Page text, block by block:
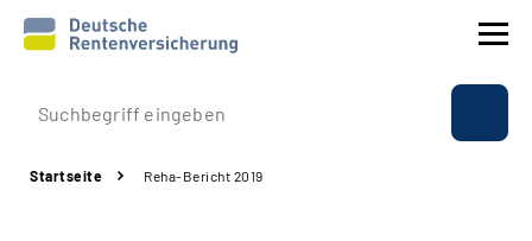
Prävention
Startseite Reha-Bericht 2019